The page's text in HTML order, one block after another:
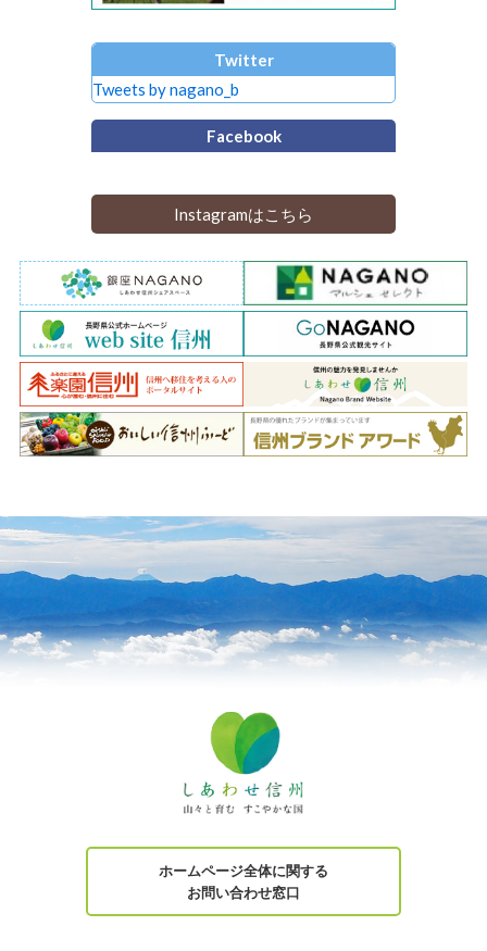
Twitter
Tweets by nagano_b
Facebook
Instagramはこちら
ホームページ全体に関する
お問い合わせ窓口